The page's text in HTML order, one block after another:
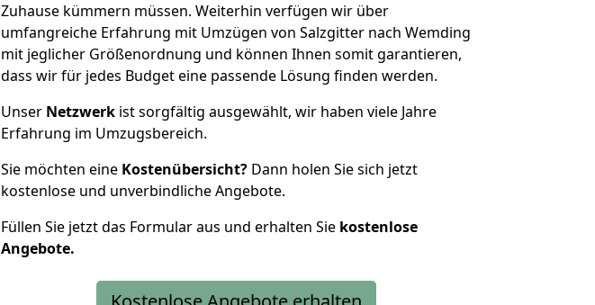
Zuhause kümmern müssen. Weiterhin verfügen wir über
umfangreiche Erfahrung mit Umzügen von Salzgitter nach Wemding
mit jeglicher Größenordnung und können Ihnen somit garantieren,
dass wir für jedes Budget eine passende Lösung finden werden.
Unser Netzwerk ist sorgfältig ausgewählt, wir haben viele Jahre
Erfahrung im Umzugsbereich.
Sie möchten eine Kostenübersicht? Dann holen Sie sich jetzt
kostenlose und unverbindliche Angebote.
Füllen Sie jetzt das Formular aus und erhalten Sie kostenlose
Angebote.